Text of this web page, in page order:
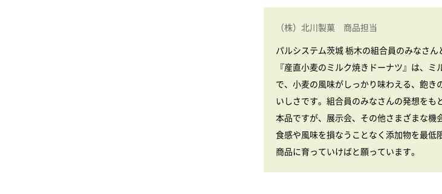
（株）北川製菓 商品担当
パルシステム茨城 栃木の組合員のみなさん
『産直小麦のミルク焼きドーナツ』は、ミ
で、小麦の風味がしっかり味わえる、飽き
いしさです。組合員のみなさんの発想をも
本品ですが、展示会、その他さまざまな機
食感や風味を損なうことなく添加物を最低
商品に育っていけばと願っています。